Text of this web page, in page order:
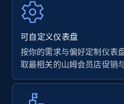
URL, Product name, Product
rating object, Product rating
Author name, Asin, and more.
7.4K+ 870+
可自定义仪表盘
按你的需求与偏好定制仪表
取最相关的山姆会员店促销